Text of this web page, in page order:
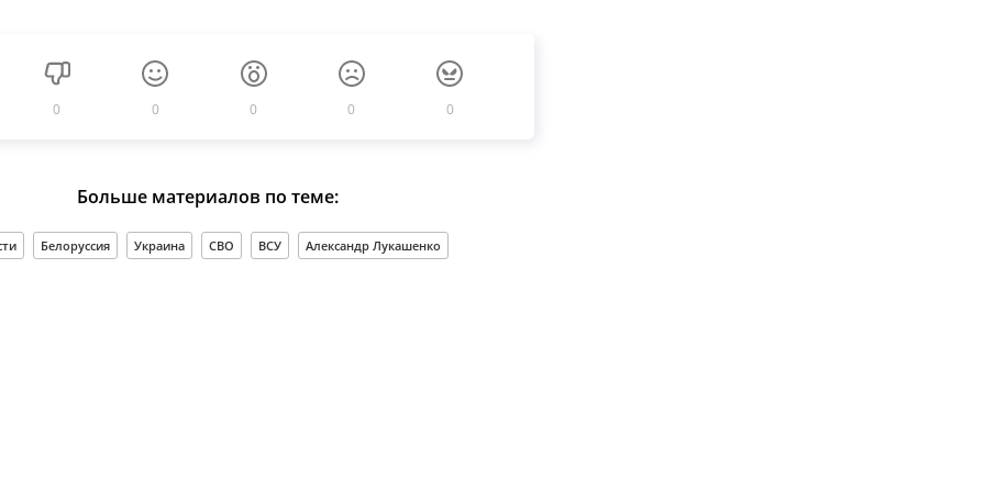
0 0 0 0 0
Больше материалов по теме:
Белоруссия Украина СВО ВСУ Александр Лукашенко